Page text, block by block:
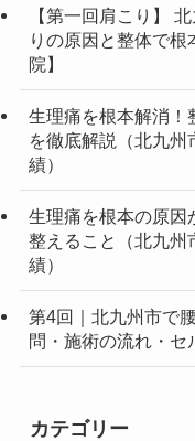
【第一回肩こり】
りの原因と整体で
院】
生理痛を根本解消！
を徹底解説（北九
績）
生理痛を根本の原因
整えること（北九州
績）
第4回｜北九州市で
問・施術の流れ・セ
カテゴリー